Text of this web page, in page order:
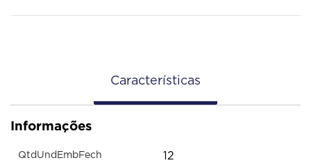
Características
Informações
QtdUndEmbFech 12